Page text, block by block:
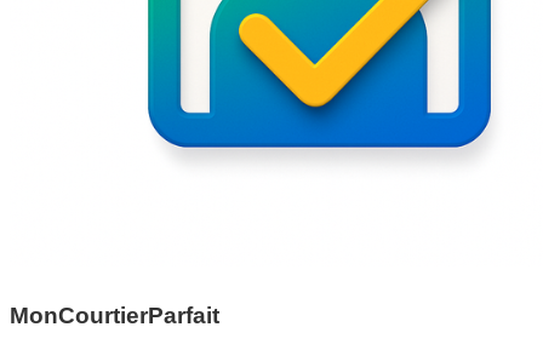
MonCourtierParfait